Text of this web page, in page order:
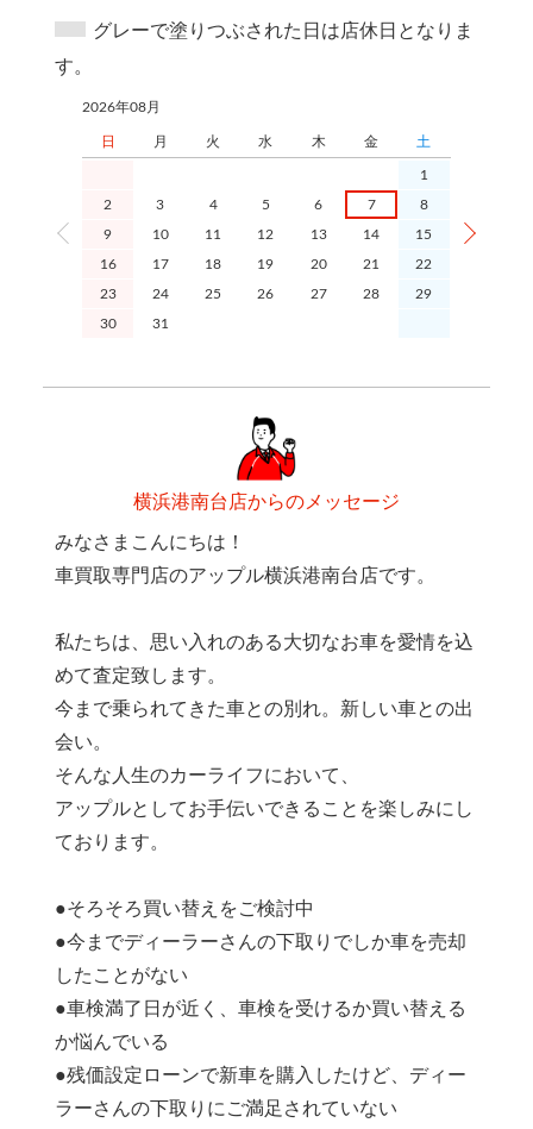
グレーで塗りつぶされた日は店休日となりま
す。
2026年08月
日 月 火 水 木 金 土
1
2 3 4 5 6 7 8
9 10 11 12 13 14 15
16 17 18 19 20 21 22
23 24 25 26 27 28 29
30 31
13
横浜港南台店からのメッセージ
みなさまこんにちは！
車買取専門店のアップル横浜港南台店です。
私たちは、思い入れのある大切なお車を愛情を込
めて査定致します。
今まで乗られてきた車との別れ。新しい車との出
会い。
そんな人生のカーライフにおいて、
アップルとしてお手伝いできることを楽しみにし
ております。
●そろそろ買い替えをご検討中
●今までディーラーさんの下取りでしか車を売却
したことがない
●車検満了日が近く、車検を受けるか買い替える
か悩んでいる
●残価設定ローンで新車を購入したけど、ディー
ラーさんの下取りにご満足されていない